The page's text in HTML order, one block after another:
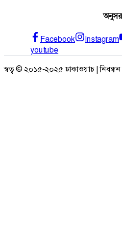
Facebook Instagram
youtube
স্বত্ব © ২০১৫-২০২৫ ঢাকাওয়াচ |